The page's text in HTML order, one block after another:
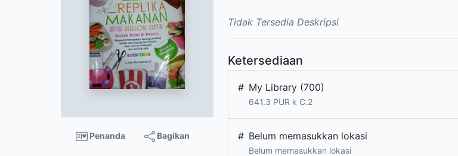
Penanda Bagikan
Tidak Tersedia Deskripsi
Ketersediaan
# My Library (700)
641.3 PUR k C.2
# Belum memasukkan lokasi
Belum memasukkan lokasi